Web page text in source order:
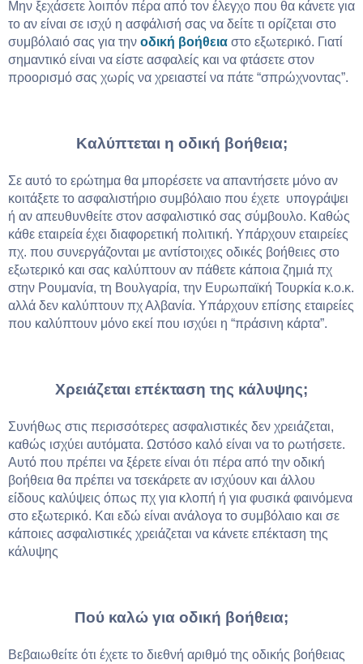
Μην ξεχάσετε λοιπόν πέρα από τον έλεγχο που θα κάνετε για
το αν είναι σε ισχύ η ασφάλισή σας να δείτε τι ορίζεται στο
συμβόλαιό σας για την οδική βοήθεια στο εξωτερικό. Γιατί
σημαντικό είναι να είστε ασφαλείς και να φτάσετε στον
προορισμό σας χωρίς να χρειαστεί να πάτε “σπρώχνοντας”.
Καλύπτεται η οδική βοήθεια;
Σε αυτό το ερώτημα θα μπορέσετε να απαντήσετε μόνο αν
κοιτάξετε το ασφαλιστήριο συμβόλαιο που έχετε υπογράψει
ή αν απευθυνθείτε στον ασφαλιστικό σας σύμβουλο. Καθώς
κάθε εταιρεία έχει διαφορετική πολιτική. Υπάρχουν εταιρείες
πχ. που συνεργάζονται με αντίστοιχες οδικές βοήθειες στο
εξωτερικό και σας καλύπτουν αν πάθετε κάποια ζημιά πχ
στην Ρουμανία, τη Βουλγαρία, την Ευρωπαϊκή Τουρκία κ.ο.κ.
αλλά δεν καλύπτουν πχ Αλβανία. Υπάρχουν επίσης εταιρείες
που καλύπτουν μόνο εκεί που ισχύει η “πράσινη κάρτα”.
Χρειάζεται επέκταση της κάλυψης;
Συνήθως στις περισσότερες ασφαλιστικές δεν χρειάζεται,
καθώς ισχύει αυτόματα. Ωστόσο καλό είναι να το ρωτήσετε.
Αυτό που πρέπει να ξέρετε είναι ότι πέρα από την οδική
βοήθεια θα πρέπει να τσεκάρετε αν ισχύουν και άλλου
είδους καλύψεις όπως πχ για κλοπή ή για φυσικά φαινόμενα
στο εξωτερικό. Και εδώ είναι ανάλογα το συμβόλαιο και σε
κάποιες ασφαλιστικές χρειάζεται να κάνετε επέκταση της
κάλυψης
Πού καλώ για οδική βοήθεια;
Βεβαιωθείτε ότι έχετε το διεθνή αριθμό της οδικής βοήθειας